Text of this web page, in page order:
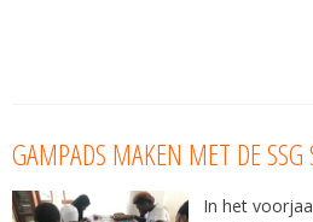
GAMPADS MAKEN MET DE
In het